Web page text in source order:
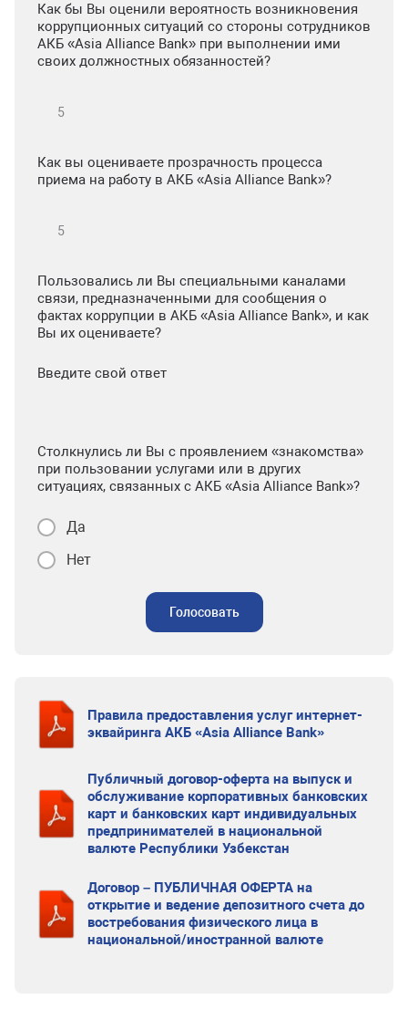
Как бы Вы оценили вероятность возникновения
коррупционных ситуаций со стороны сотрудников
АКБ «Asia Alliance Bank» при выполнении ими
своих должностных обязанностей?
Как вы оцениваете прозрачность процесса
приема на работу в АКБ «Asia Alliance Bank»?
Пользовались ли Вы специальными каналами
связи, предназначенными для сообщения о
фактах коррупции в АКБ «Asia Alliance Bank», и как
Вы их оцениваете?
Введите свой ответ
Столкнулись ли Вы с проявлением «знакомства»
при пользовании услугами или в других
ситуациях, связанных с АКБ «Asia Alliance Bank»?
Да
Нет
Голосовать
Правила предоставления услуг интернет-
эквайринга АКБ «Asia Alliance Bank»
Публичный договор-оферта на выпуск и
обслуживание корпоративных банковских
карт и банковских карт индивидуальных
предпринимателей в национальной
валюте Республики Узбекстан
Договор – ПУБЛИЧНАЯ ОФЕРТА на
открытие и ведение депозитного счета до
востребования физического лица в
национальной/иностранной валюте